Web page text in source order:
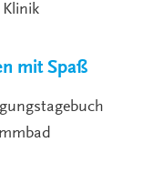
mit Spaß